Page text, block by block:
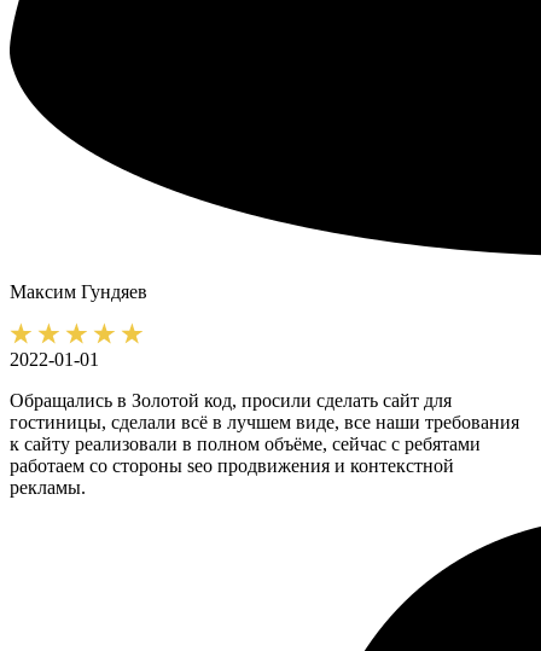
Максим Гундяев
2022-01-01
Обращались в Золотой код, просили сделать сайт для
гостиницы, сделали всё в лучшем виде, все наши требования
к сайту реализовали в полном объёме, сейчас с ребятами
работаем со стороны seo продвижения и контекстной
рекламы.